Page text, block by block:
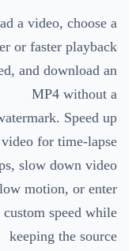
Upload a video,
slower or faster
speed, and
MP4
watermark.
video for time-
clips, slow down
for slow motion, or
a custom speed
keeping the